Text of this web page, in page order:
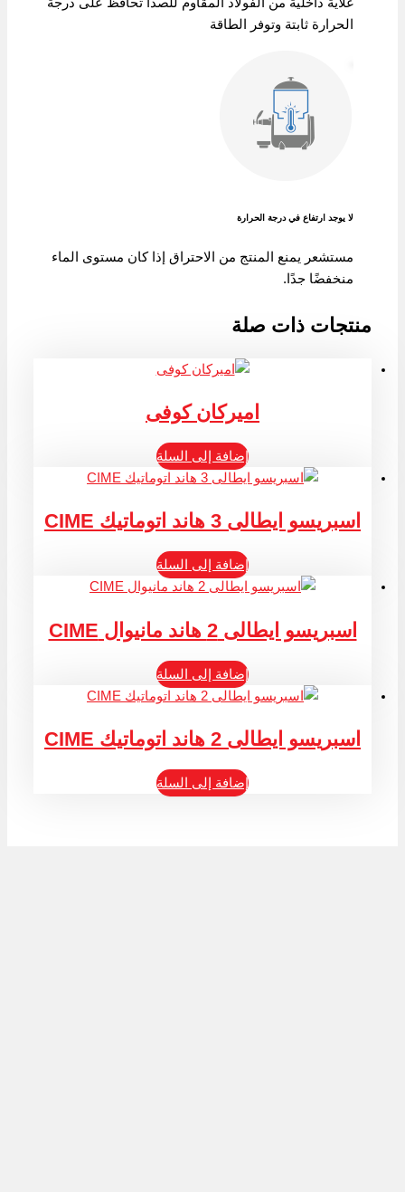
الحرارة ثابتة وتوفر الطاقة
لا يوجد ارتفاع في درجة الحرارة
مستشعر يمنع المنتج من الاحتراق إذا كان مستوى الماء
منخفضًا جدًا.
منتجات ذات صلة
اميركان كوفى
إضافة إلى السلة
اسبريسو ايطالى 3 هاند اتوماتيك CIME
إضافة إلى السلة
اسبريسو ايطالى 2 هاند مانيوال CIME
إضافة إلى السلة
اسبريسو ايطالى 2 هاند اتوماتيك CIME
إضافة إلى السلة